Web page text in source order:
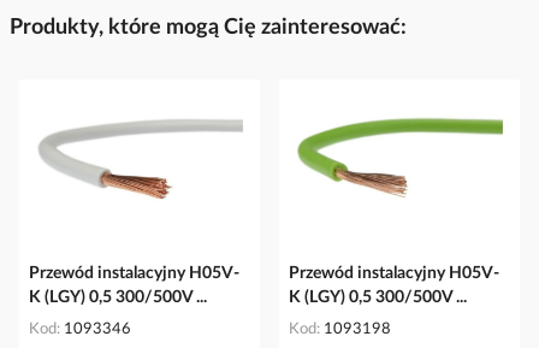
Produkty, które mogą Cię zainteresować:
Przewód instalacyjny H05V-
K (LGY) 0,5 300/500V ...
Kod 1093346
Przewód instalacyjny H05V-
K (LGY) 0,5 300/500V ...
Kod 1093198